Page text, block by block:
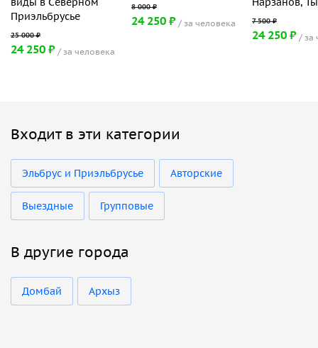
Приэльбрусье
24 250 ₽ за человека
24 250 ₽ за человека
24 250 ₽ за
Входит в эти категории
Эльбрус и Приэльбрусье Авторские
Выездные Групповые
В другие города
Домбай Архыз